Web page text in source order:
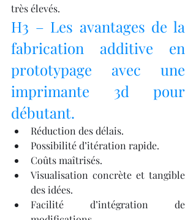
très élevés.
H3 – Les avantages de la
fabrication additive en
prototypage avec une
imprimante 3d pour
débutant.
Réduction des délais.
Possibilité d’itération rapide.
Coûts maîtrisés.
Visualisation concrète et tangible
des idées.
Facilité d’intégration de